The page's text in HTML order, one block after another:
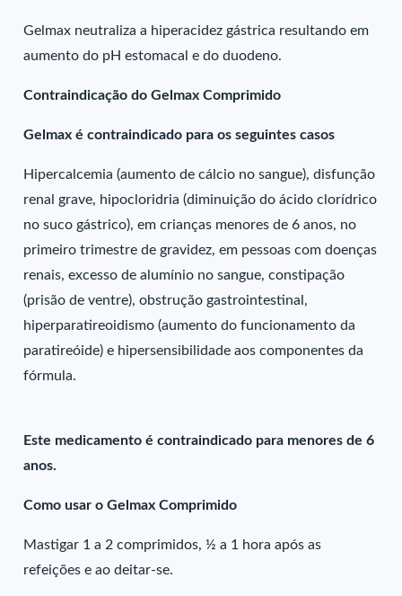
Gelmax neutraliza a hiperacidez gástrica resultando em
aumento do pH estomacal e do duodeno.
Contraindicação do Gelmax Comprimido
Gelmax é contraindicado para os seguintes casos
Hipercalcemia (aumento de cálcio no sangue), disfunção
renal grave, hipocloridria (diminuição do ácido clorídrico
no suco gástrico), em crianças menores de 6 anos, no
primeiro trimestre de gravidez, em pessoas com doenças
renais, excesso de alumínio no sangue, constipação
(prisão de ventre), obstrução gastrointestinal,
hiperparatireoidismo (aumento do funcionamento da
paratireóide) e hipersensibilidade aos componentes da
fórmula.
Este medicamento é contraindicado para menores de 6
anos.
Como usar o Gelmax Comprimido
Mastigar 1 a 2 comprimidos, ½ a 1 hora após as
refeições e ao deitar-se.